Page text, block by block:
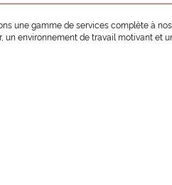
une gamme de services complète à
un environnement de travail motivant et